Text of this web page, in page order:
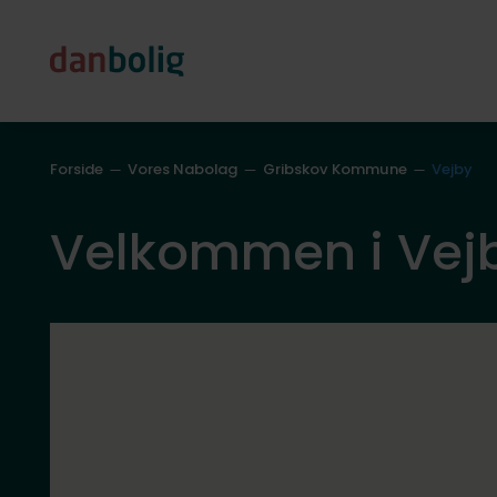
Forside Vores Nabolag Gribskov Kommune Vejby
Velkommen i